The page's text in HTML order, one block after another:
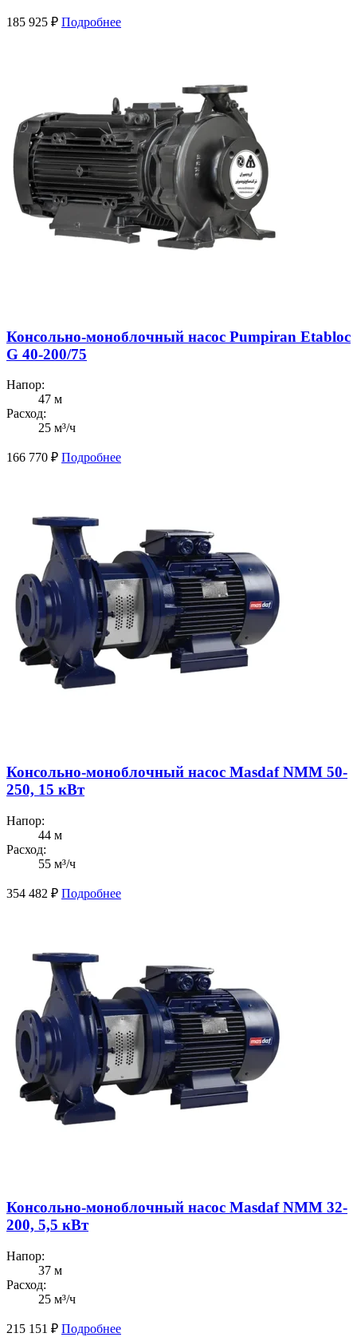
185 925 ₽ Подробнее
Консольно-моноблочный насос Pumpiran Etabloc
G 40-200/75
Напор:
47 м
Расход:
25 м³/ч
166 770 ₽ Подробнее
Консольно-моноблочный насос Masdaf NMM 50-
250, 15 кВт
Напор:
44 м
Расход:
55 м³/ч
354 482 ₽ Подробнее
Консольно-моноблочный насос Masdaf NMM 32-
200, 5,5 кВт
Напор:
37 м
Расход:
25 м³/ч
215 151 ₽ Подробнее